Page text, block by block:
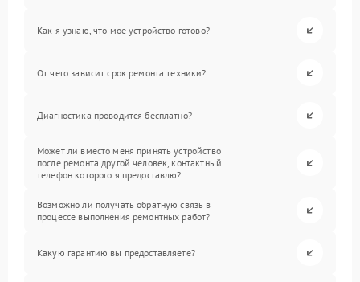
Как я узнаю, что мое устройство готово?
От чего зависит срок ремонта техники?
Диагностика проводится бесплатно?
Может ли вместо меня принять устройство
после ремонта другой человек, контактный
телефон которого я предоставлю?
Возможно ли получать обратную связь в
процессе выполнения ремонтных работ?
Какую гарантию вы предоставляете?